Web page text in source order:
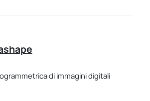
di immagini digitali